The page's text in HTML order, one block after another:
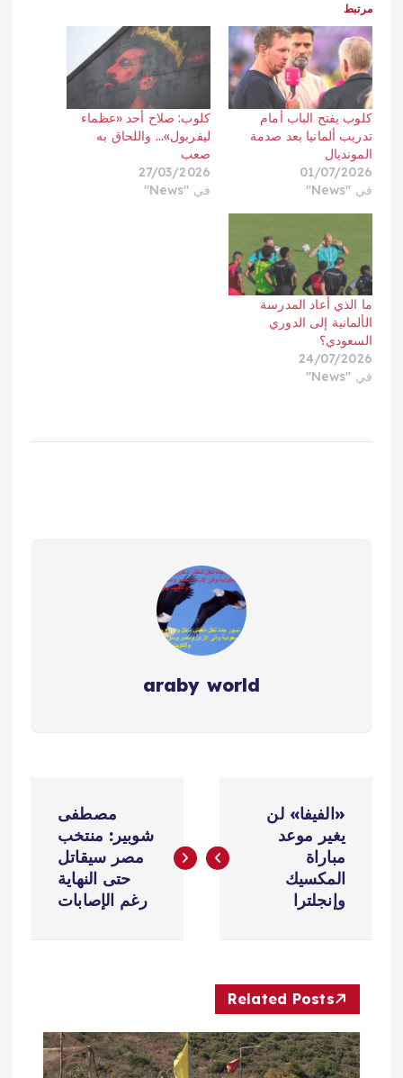
مرتبط
كلوب يفتح الباب أمام
تدريب ألمانيا بعد صدمة
المونديال
01/07/2026
في "News"
كلوب: صلاح أحد «عظماء
ليفربول»… واللحاق به
صعب
27/03/2026
في "News"
ما الذي أعاد المدرسة
الألمانية إلى الدوري
السعودي؟
24/07/2026
في "News"
araby world
ص
م
«الفيفا» لن
يغير موعد
مباراة
المكسيك
وإنجلترا
مصطفى
شوبير: منتخب
مصر سيقاتل
حتى النهاية
رغم الإصابات
Related Posts